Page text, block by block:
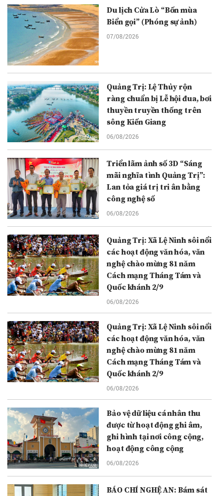
Du lịch Cửa Lò “Bốn mùa
Biển gọi” (Phóng sự ảnh)
07/08/2026
Quảng Trị: Lệ Thủy rộn
ràng chuẩn bị Lễ hội đua, bơi
thuyền truyền thống trên
sông Kiến Giang
06/08/2026
Triển lãm ảnh số 3D “Sáng
mãi nghĩa tình Quảng Trị”:
Lan tỏa giá trị tri ân bằng
công nghệ số
06/08/2026
Quảng Trị: Xã Lệ Ninh sôi nổi
các hoạt động văn hóa, văn
nghệ chào mừng 81 năm
Cách mạng Tháng Tám và
Quốc khánh 2/9
06/08/2026
Quảng Trị: Xã Lệ Ninh sôi nổi
các hoạt động văn hóa, văn
nghệ chào mừng 81 năm
Cách mạng Tháng Tám và
Quốc khánh 2/9
06/08/2026
Bảo vệ dữ liệu cá nhân thu
được từ hoạt động ghi âm,
ghi hình tại nơi công cộng,
hoạt động công cộng
06/08/2026
BÁO CHÍ NGHỆ AN: Bám sát